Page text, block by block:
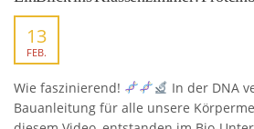
13
FEB.
Wie faszinierend!
In der DNA
Bauanleitung für alle unsere